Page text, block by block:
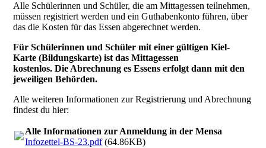
Alle Schülerinnen und Schüler, die am Mittagessen teilnehmen,
müssen registriert werden und ein Guthabenkonto führen, über
das die Kosten für das Essen abgerechnet werden.
Für Schülerinnen und Schüler mit einer gültigen Kiel-
Karte (Bildungskarte) ist das Mittagessen
kostenlos. Die Abrechnung es Essens erfolgt dann mit den
jeweiligen Behörden.
Alle weiteren Informationen zur Registrierung und Abrechnung
findest du hier:
Alle Informationen zur Anmeldung in der Mensa
Infozettel-BS-23.pdf(64.86KB)